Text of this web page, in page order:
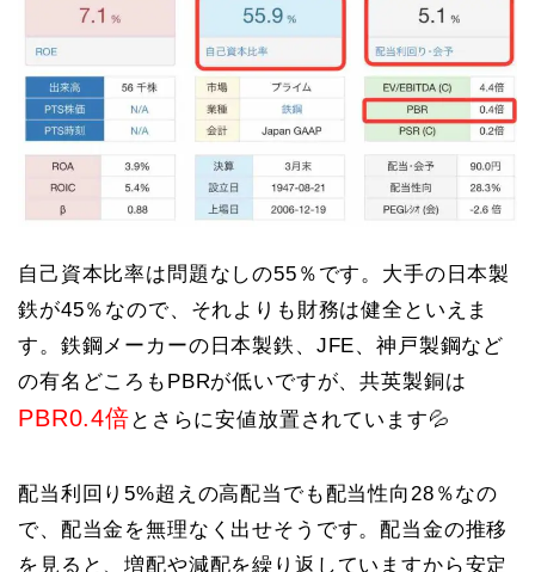
自己資本比率は問題なしの55％です。大手の日本製
鉄が45％なので、それよりも財務は健全といえま
す。鉄鋼メーカーの日本製鉄、JFE、神戸製鋼など
の有名どころもPBRが低いですが、共英製銅は
PBR0.4倍 とさらに安値放置されています💦
配当利回り5%超えの高配当でも配当性向28％なの
で、配当金を無理なく出せそうです。配当金の推移
を見ると、増配や減配を繰り返していますから安定